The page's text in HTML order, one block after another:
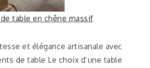
table en chêne massif
et élégance artisanale avec
de table Le choix d’une table